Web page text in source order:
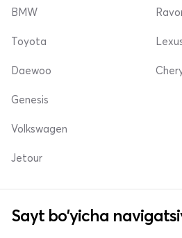
BMW
Toyota
Daewoo
Genesis
Volkswagen
Jetour
Sayt bo'yicha